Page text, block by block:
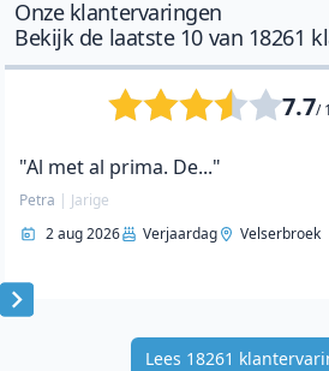
Onze klantervaringen
Bekijk de laatste 10 van 18261
7.7/
"Al met al prima. De..."
Petra | Jarige
2 aug 2026
Verjaardag Velserbroek
Item
Lees 18261